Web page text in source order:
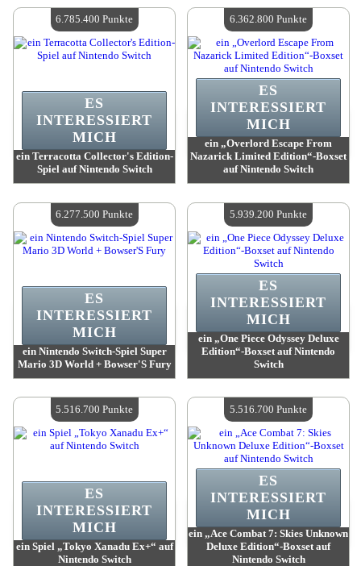
Verfügbare Menge:4
Verfügbare Menge:4
ein Terracotta Collector's Edition-
Spiel auf Nintendo Switch
Verfügbare Menge:4
ES
INTERESSIERT
MICH
6.785.400 Punkte
ein „Overlord Escape From
Nazarick Limited Edition“-Boxset
auf Nintendo Switch
Verfügbare Menge:4
ES
INTERESSIERT
MICH
6.362.800 Punkte
ein Nintendo Switch-Spiel Super
Mario 3D World + Bowser'S Fury
Verfügbare Menge:4
ES
INTERESSIERT
MICH
6.277.500 Punkte
ein „One Piece Odyssey Deluxe
Edition“-Boxset auf Nintendo
Switch
Verfügbare Menge:4
ES
INTERESSIERT
MICH
5.939.200 Punkte
ein Spiel „Tokyo Xanadu Ex+“ auf
Nintendo Switch
ES
INTERESSIERT
MICH
5.516.700 Punkte
ein „Ace Combat 7: Skies Unknown
Deluxe Edition“-Boxset auf
Nintendo Switch
ES
INTERESSIERT
MICH
5.516.700 Punkte